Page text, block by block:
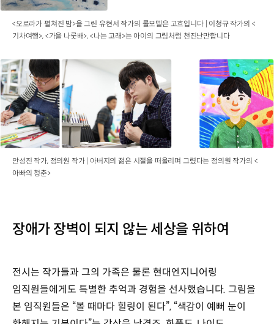
<오로라가 펼쳐진 밤>을 그린 유현서 작가의 롤모델은 고흐입니다 | 이청규 작가의 <
기차여행>, <가을 나룻배>, <나는 고래>는 아이의 그림처럼 천진난만합니다
안성진 작가, 정의원 작가 | 아버지의 젊은 시절을 떠올리며 그렸다는 정의원 작가의 <
아빠의 청춘>
장애가 장벽이 되지 않는 세상을 위하여
전시는 작가들과 그의 가족은 물론 현대엔지니어링
임직원들에게도 특별한 추억과 경험을 선사했습니다. 그림을
본 임직원들은 “볼 때마다 힐링이 된다”, “색감이 예뻐 눈이